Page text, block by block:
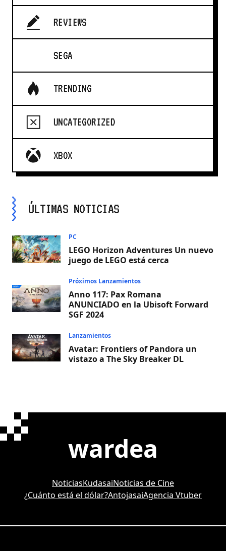
REVIEWS
SEGA
TRENDING
UNCATEGORIZED
XBOX
ÚLTIMAS NOTICIAS
PC
LEGO Horizon Adventures Un nuevo
juego de LEGO está cerca
Próximos Lanzamientos
Anno 117: Pax Romana
ANUNCIADO en la Ubisoft Forward
SGF 2024
Lanzamientos
Avatar: Frontiers of Pandora un
vistazo a The Sky Breaker DL
wardea
NoticiasKudasaiNoticias de Cine
¿Cuánto está el dólar?AntojasaiAgencia Vtuber